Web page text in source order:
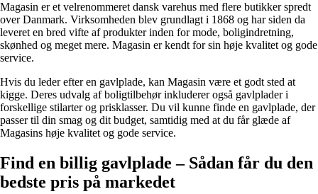
Magasin er et velrenommeret dansk varehus med flere butikker spredt
over Danmark. Virksomheden blev grundlagt i 1868 og har siden da
leveret en bred vifte af produkter inden for mode, boligindretning,
skønhed og meget mere. Magasin er kendt for sin høje kvalitet og gode
service.
Hvis du leder efter en gavlplade, kan Magasin være et godt sted at
kigge. Deres udvalg af boligtilbehør inkluderer også gavlplader i
forskellige stilarter og prisklasser. Du vil kunne finde en gavlplade, der
passer til din smag og dit budget, samtidig med at du får glæde af
Magasins høje kvalitet og gode service.
Find en billig gavlplade – Sådan får du den
bedste pris på markedet